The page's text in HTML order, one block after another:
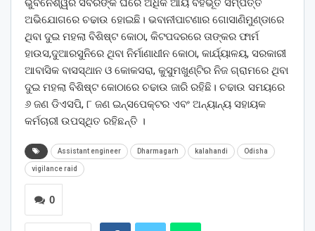
ଭୁବନେଶ୍ୱର ସବରଙ୍କ ଘରେ ଅଧିକ ଆୟ ବର୍ହିଭୂତ ସମ୍ପତ୍ତି
ଅଭିଯୋଗରେ ଚଢାଉ ହୋଇଛି। ଭବାନୀପାଟଣାର ଗୋସାଣିମୁଣ୍ଡାରେ
ଥିବା ଦୁଇ ମହଲା ବିଶିଷ୍ଟ କୋଠା, କିଟପଦରରେ ତାଙ୍କର ଫାର୍ମ
ହାଉସ,ଦୁଆରସୁନିରେ ଥିବା ନିର୍ମାଣାଧୀନ କୋଠା, କାର୍ଯ୍ୟାଳୟ, ସରକାରୀ
ଆବାସିକ ବାସସ୍ଥାନ ଓ କୋକସରା, କୁସୁମଖୁଣ୍ଟିର ନିଜ ଗ୍ରାମରେ ଥିବା
ଦୁଇ ମହଲା ବିଶିଷ୍ଟ କୋଠାରେ ଚଢାଉ ଜାରି ରହିଛି। ଚଢାଉ ସମୟରେ
୬ ଜଣ ଡିଏସପି, ୮ ଜଣ ଇନ୍ସପେକ୍ଟର ଏବଂ ଅନ୍ୟାନ୍ୟ ସହାୟକ
କର୍ମଚାରୀ ଉପସ୍ଥିତ ରହିଛନ୍ତି ।
Assistant engineer Dharmagarh kalahandi Odisha
vigilance raid
0